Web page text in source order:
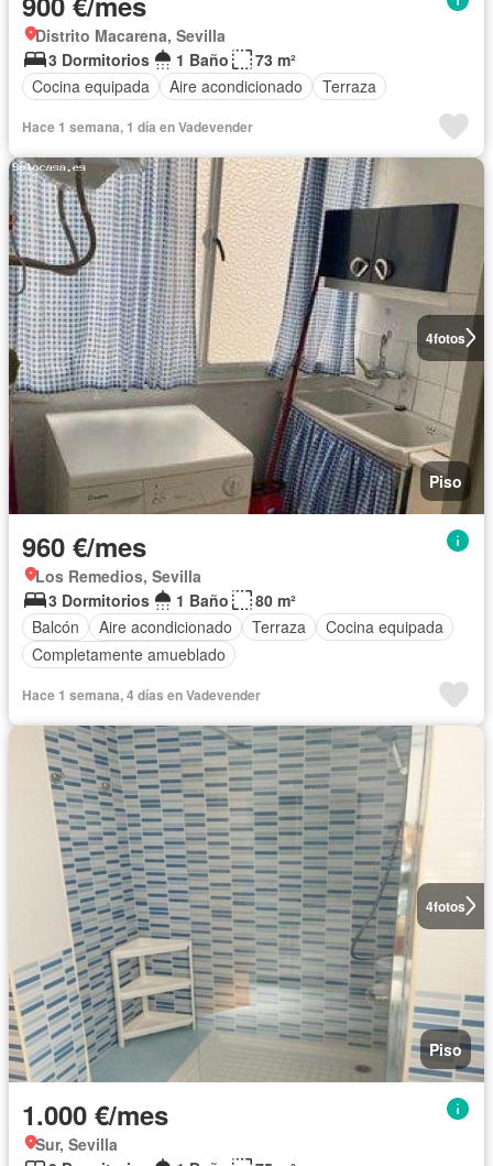
Distrito Macarena, Sevilla
3 Dormitorios
1 Baño
73 m²
Cocina equipada
Aire acondicionado Terraza
Hace 1 semana, 1 día en Vadevender
4fotos
Piso
960 €/mes
Los Remedios, Sevilla
3 Dormitorios
1 Baño
80 m²
Balcón
Aire acondicionado Terraza
Cocina equipada
Completamente amueblado
Hace 1 semana, 4 días en Vadevender
4fotos
Piso
1.000 €/mes
Sur, Sevilla